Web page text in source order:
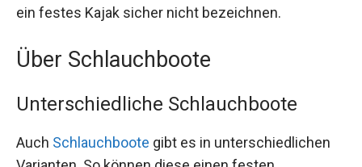
ein festes Kajak sicher nicht bezeichnen.
Über Schlauchboote
Unterschiedliche Schlauchboote
Auch Schlauchboote gibt es in unterschiedlichen